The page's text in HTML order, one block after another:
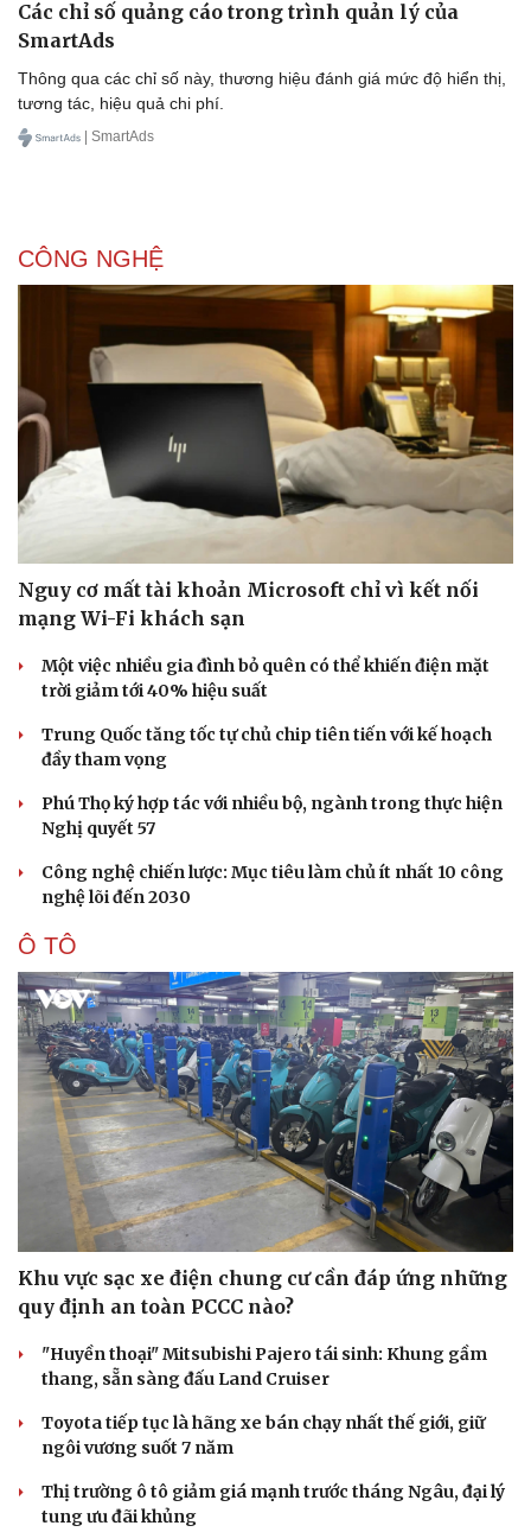
Văn hóa
Các chỉ số quảng cáo trong trình quản lý của
SmartAds
Thông qua các chỉ số này, thương hiệu đánh giá mức độ hiển thị,
tương tác, hiệu quả chi phí.
| SmartAds
CÔNG NGHỆ
Nguy cơ mất tài khoản Microsoft chỉ vì kết nối
mạng Wi-Fi khách sạn
Một việc nhiều gia đình bỏ quên có thể khiến điện mặt
trời giảm tới 40% hiệu suất
Trung Quốc tăng tốc tự chủ chip tiên tiến với kế hoạch
đầy tham vọng
Phú Thọ ký hợp tác với nhiều bộ, ngành trong thực hiện
Nghị quyết 57
Công nghệ chiến lược: Mục tiêu làm chủ ít nhất 10 công
nghệ lõi đến 2030
Ô TÔ
Khu vực sạc xe điện chung cư cần đáp ứng những
quy định an toàn PCCC nào?
"Huyền thoại" Mitsubishi Pajero tái sinh: Khung gầm
thang, sẵn sàng đấu Land Cruiser
Toyota tiếp tục là hãng xe bán chạy nhất thế giới, giữ
ngôi vương suốt 7 năm
Thị trường ô tô giảm giá mạnh trước tháng Ngâu, đại lý
tung ưu đãi khủng